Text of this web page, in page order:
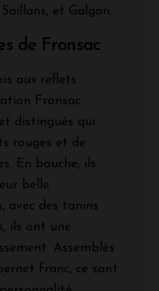
et Galgon.
de Fronsac
aux reflets
Fronsac
distingués qui
rouges et de
En bouche, ils
belle
avec des tanins
ils ont une
Assemblés
franc, ce sont